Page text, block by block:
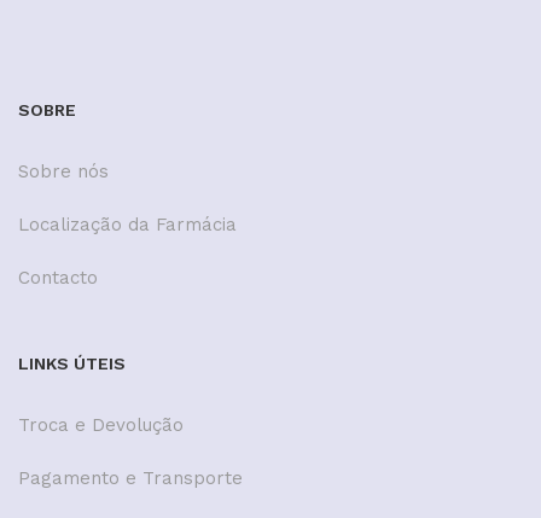
SOBRE
Sobre nós
Localização da Farmácia
Contacto
LINKS ÚTEIS
Troca e Devolução
Pagamento e Transporte